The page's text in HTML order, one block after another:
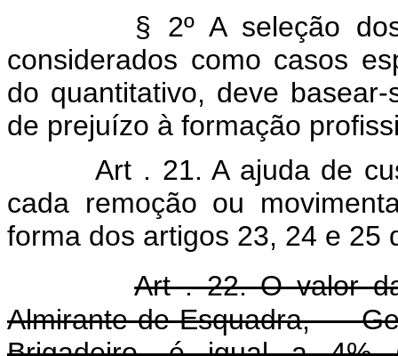
§ 2º A seleção
considerados como casos
do quantitativo, deve
de prejuízo à formação
Art . 21. A ajuda de
cada remoção ou
forma dos artigos 23, 24 e 25
Art . 22. O valor
Almirante-de-Esquadra,